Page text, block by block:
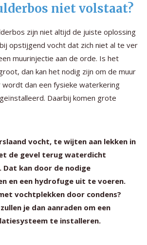
niet volstaat?
zijn niet altijd de juiste oplossing
opstijgend vocht dat zich niet al te ver
muurinjectie aan de orde. Is het
dan kan het nodig zijn om de muur
wordt dan een fysieke waterkering
Daarbij komen grote
vocht, te wijten aan lekken in
de gevel terug waterdicht
Dat kan door de nodige
en een hydrofuge uit te voeren.
vochtplekken door condens?
je dan aanraden om een
te installeren.